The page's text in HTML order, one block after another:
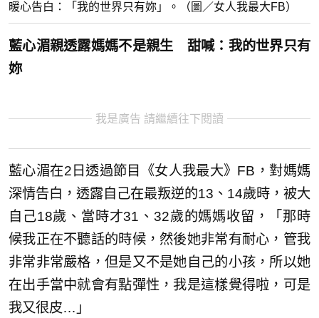
暖心告白：「我的世界只有妳」。（圖／女人我最大FB）
藍心湄親透露媽媽不是親生 甜喊：我的世界只有
妳
我是廣告 請繼續往下閱讀
藍心湄在2日透過節目《女人我最大》FB，對媽媽
深情告白，透露自己在最叛逆的13、14歲時，被大
自己18歲、當時才31、32歲的媽媽收留，「那時
候我正在不聽話的時候，然後她非常有耐心，管我
非常非常嚴格，但是又不是她自己的小孩，所以她
在出手當中就會有點彈性，我是這樣覺得啦，可是
我又很皮…」